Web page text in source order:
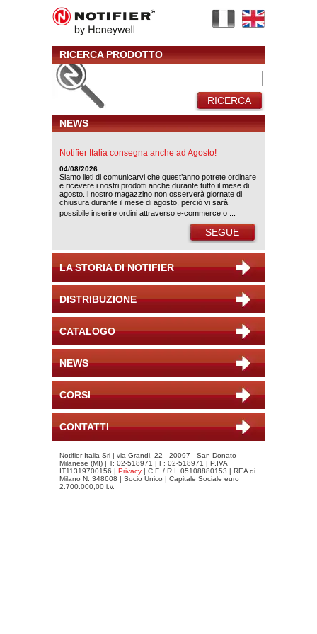
RICERCA PRODOTTO
RICERCA
NEWS
Notifier Italia consegna anche ad Agosto!
04/08/2026
Siamo lieti di comunicarvi che quest’anno potrete ordinare
e ricevere i nostri prodotti anche durante tutto il mese di
agosto.Il nostro magazzino non osserverà giornate di
chiusura durante il mese di agosto, perciò vi sarà
possibile inserire ordini attraverso e-commerce o ...
SEGUE
LA STORIA DI NOTIFIER
DISTRIBUZIONE
CATALOGO
NEWS
CORSI
CONTATTI
Notifier Italia Srl | via Grandi, 22 - 20097 - San Donato
Milanese (MI) | T: 02-518971 | F: 02-518971 | P.IVA
IT11319700156 | Privacy | C.F. / R.I. 05108880153 | REA di
Milano N. 348608 | Socio Unico | Capitale Sociale euro
2.700.000,00 i.v.